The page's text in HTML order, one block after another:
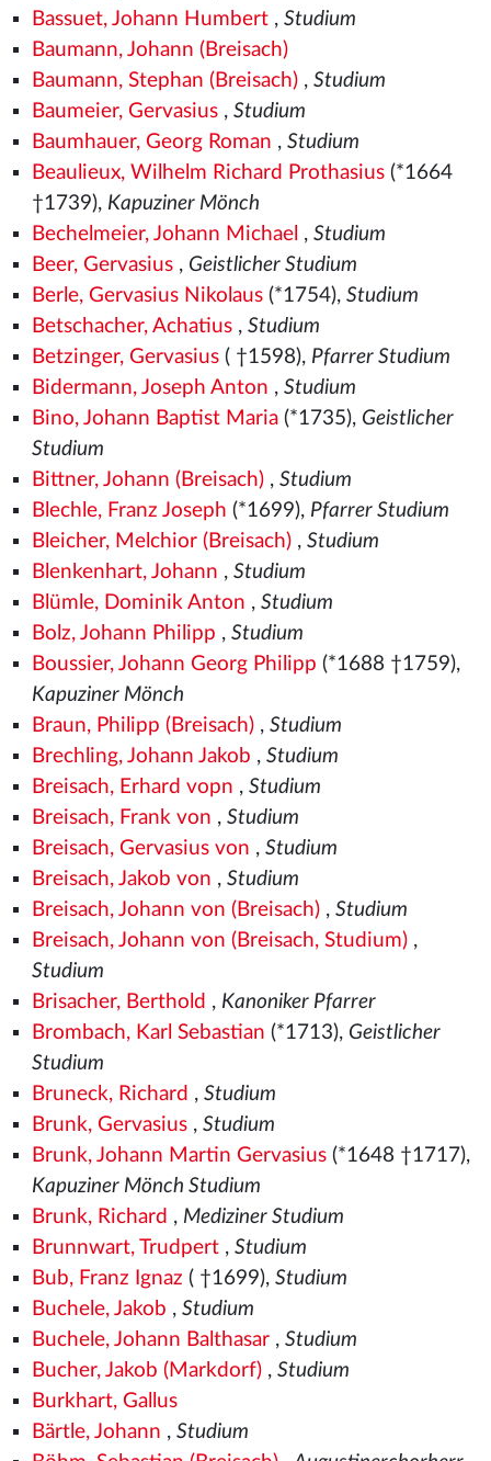
Bassuet, Johann Humbert, Studium
Baumann, Johann (Breisach)
Baumann, Stephan (Breisach), Studium
Baumeier, Gervasius, Studium
Baumhauer, Georg Roman , Studium
Beaulieux, Wilhelm Richard Prothasius(*1664
†1739), Kapuziner Mönch
Bechelmeier, Johann Michael , Studium
Beer, Gervasius, Geistlicher Studium
Berle, Gervasius Nikolaus(*1754), Studium
Betschacher, Achatius, Studium
Betzinger, Gervasius( †1598), Pfarrer Studium
Bidermann, Joseph Anton , Studium
Bino, Johann Baptist Maria(*1735), Geistlicher
Studium
Bittner, Johann (Breisach), Studium
Blechle, Franz Joseph (*1699), Pfarrer Studium
Bleicher, Melchior (Breisach), Studium
Blenkenhart, Johann , Studium
Blümle, Dominik Anton , Studium
Bolz, Johann Philipp , Studium
Boussier, Johann Georg Philipp (*1688 †1759),
Kapuziner Mönch
Braun, Philipp (Breisach), Studium
Brechling, Johann Jakob , Studium
Breisach, Erhard vopn , Studium
Breisach, Frank von , Studium
Breisach, Gervasius von , Studium
Breisach, Jakob von , Studium
Breisach, Johann von (Breisach), Studium
Breisach, Johann von (Breisach, Studium),
Studium
Brisacher, Berthold , Kanoniker Pfarrer
Brombach, Karl Sebastian (*1713), Geistlicher
Studium
Bruneck, Richard , Studium
Brunk, Gervasius, Studium
Brunk, Johann Martin Gervasius(*1648 †1717),
Kapuziner Mönch Studium
Brunk, Richard , Mediziner Studium
Brunnwart, Trudpert, Studium
Bub, Franz Ignaz ( †1699), Studium
Buchele, Jakob , Studium
Buchele, Johann Balthasar, Studium
Bucher, Jakob (Markdorf), Studium
Burkhart, Gallus
Bärtle, Johann , Studium